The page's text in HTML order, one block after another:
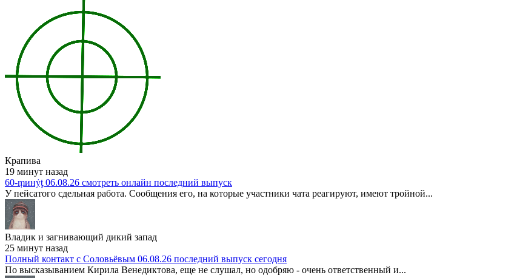
Крапива
19 минут назад
60-ṃинẏƫ 06.08.26 смотреть онлайн последний выпуск
У пейсатого сдельная работа. Сообщения его, на которые участники чата реагируют, имеют тройной...
Владик и загнивающий дикий запад
25 минут назад
Полный контакт с Соловьёвым 06.08.26 последний выпуск сегодня
По высказыванием Кирила Венедиктова, еще не слушал, но одобряю - очень ответственный и...